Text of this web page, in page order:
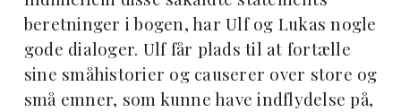
beretninger i bogen, har Ulf og Lukas nogle
gode dialoger. Ulf får plads til at fortælle
sine småhistorier og causerer over store og
små emner, som kunne have indflydelse på,